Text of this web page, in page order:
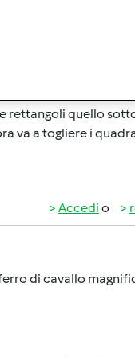
anche qst
rettangoli quello
va a togliere i
Accedi o
di cavallo